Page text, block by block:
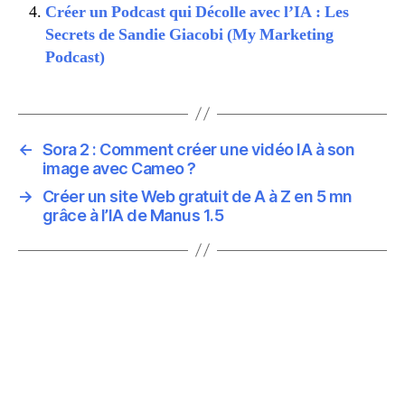
Créer un Podcast qui Décolle avec l’IA : Les
Secrets de Sandie Giacobi (My Marketing
Podcast)
← Sora 2 : Comment créer une vidéo IA à son
image avec Cameo ?
→
Créer un site Web gratuit de A à Z en 5 mn
grâce à l’IA de Manus 1.5